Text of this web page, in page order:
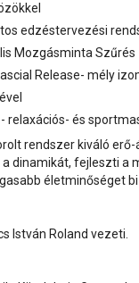
edzéstervezési
Mozgásminta Szűrés
Release- mély
- relaxációs- és
rendszer kiváló erő-
dinamikát, fejleszti a
életminőséget
István Roland vezeti.